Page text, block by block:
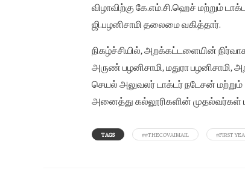
விழாவிற்கு கே.எம்.சி.ஹெச் மற்றும்
ஜி.பழனிசாமி தலைமை வகித்தார்.
நிகழ்ச்சியில், அறக்கட்டளையின்
அருண் பழனிசாமி, மதுரா
செயல் அலுவலர் டாக்டர் நடேசன் மற்றும்
அனைத்து கல்லூரிகளின்
TAGS ##THECOVAIMAIL #FIRST